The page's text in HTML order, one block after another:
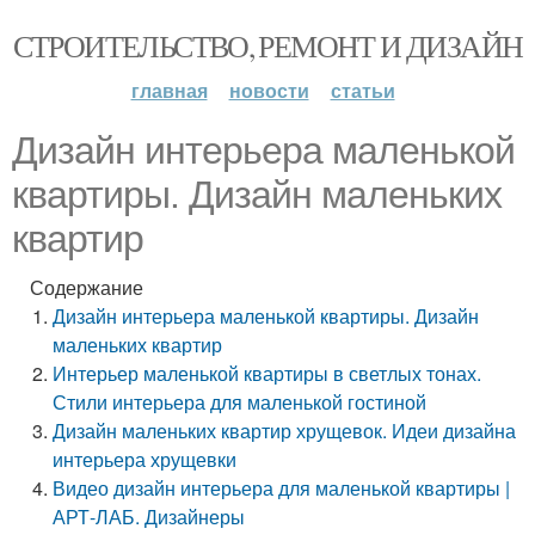
СТРОИТЕЛЬСТВО, РЕМОНТ И ДИЗАЙН
главная новости статьи
Дизайн интерьера маленькой
квартиры. Дизайн маленьких
квартир
Содержание
Дизайн интерьера маленькой квартиры. Дизайн
маленьких квартир
Интерьер маленькой квартиры в светлых тонах.
Стили интерьера для маленькой гостиной
Дизайн маленьких квартир хрущевок. Идеи дизайна
интерьера хрущевки
Видео дизайн интерьера для маленькой квартиры |
АРТ-ЛАБ. Дизайнеры